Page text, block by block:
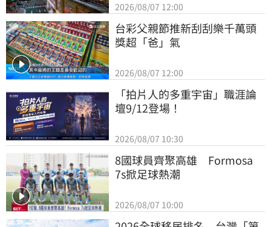
2026/08/07 12:00
台彩父親節推新刮刮樂千萬頭
獎超「爸」氣
2026/08/07 12:00
「拍片人的多重宇宙」職涯論
壇9/12登場！
2026/08/07 10:30
8國球員齊聚高雄　Formosa
7s掀足球熱潮
2026/08/07 10:00